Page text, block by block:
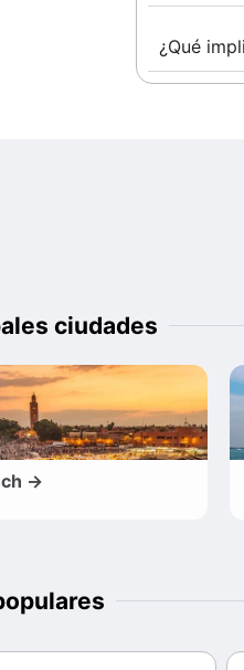
¿Qué
ciudades
→